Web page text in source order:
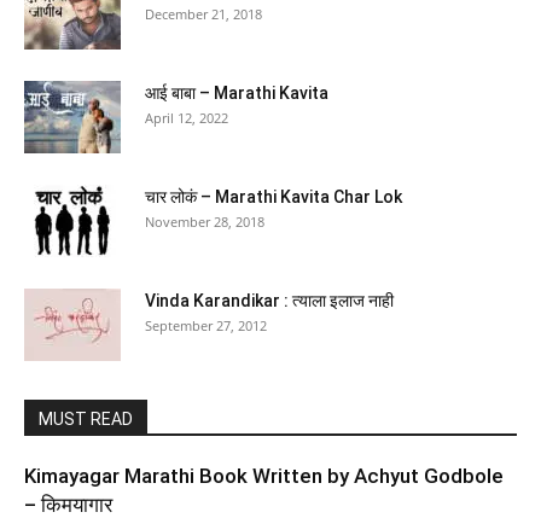
Metamorphosis
(44517104 ) ₹89.00
It’s Time to Say Goodnight
December 21, 2018
आई बाबा – Marathi Kavita
April 12, 2022
चार लोकं – Marathi Kavita Char Lok
November 28, 2018
Vinda Karandikar : त्याला इलाज नाही
September 27, 2012
MUST READ
Kimayagar Marathi Book Written by Achyut Godbole
– किमयागार